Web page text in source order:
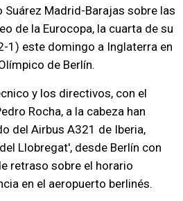
Madrid-Barajas sobre las
de la Eurocopa, la cuarta de su
1) este domingo a Inglaterra en
de Berlín.
y los directivos, con el
Rocha, a la cabeza han
del Airbus A321 de Iberia,
Llobregat', desde Berlín con
retraso sobre el horario
en el aeropuerto berlinés.